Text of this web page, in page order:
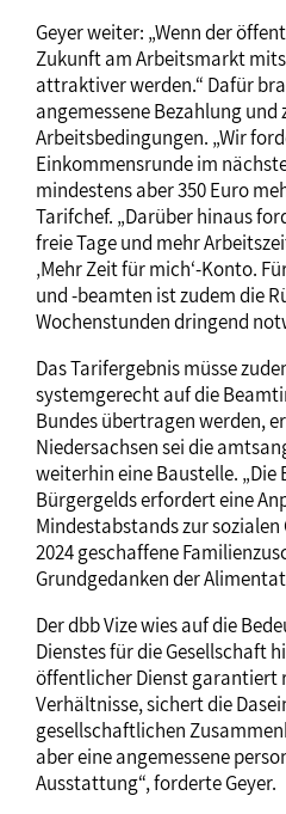
Geyer weiter: „Wenn der
Zukunft am Arbeitsmarkt
attraktiver werden.“ Dafür
angemessene Bezahlung
Arbeitsbedingungen. „Wir
Einkommensrunde im
mindestens aber 350 Euro
Tarifchef. „Darüber hinaus
freie Tage und mehr
‚Mehr Zeit für mich‘-Konto.
und -beamten ist zudem die
Wochenstunden dringend
Das Tarifergebnis müsse
systemgerecht auf die
Bundes übertragen werden,
Niedersachsen sei die
weiterhin eine Baustelle. „Die
Bürgergelds erfordert eine
Mindestabstands zur
2024 geschaffene
Grundgedanken der
Der dbb Vize wies auf die
Dienstes für die Gesellschaft
öffentlicher Dienst garantiert
Verhältnisse, sichert die
gesellschaftlichen
aber eine angemessene
Ausstattung“, forderte Geyer.